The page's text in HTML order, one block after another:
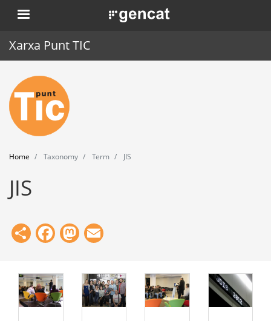
Skip
to
. Obre en una nova finestra.
Xarxa Punt TIC
Home
Punt TIC
News
Events
Training
Tools
Home Taxonomy Term JIS
JIS
ShareFacebook
Mastodon